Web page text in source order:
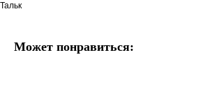
Тальк
Может понравиться: